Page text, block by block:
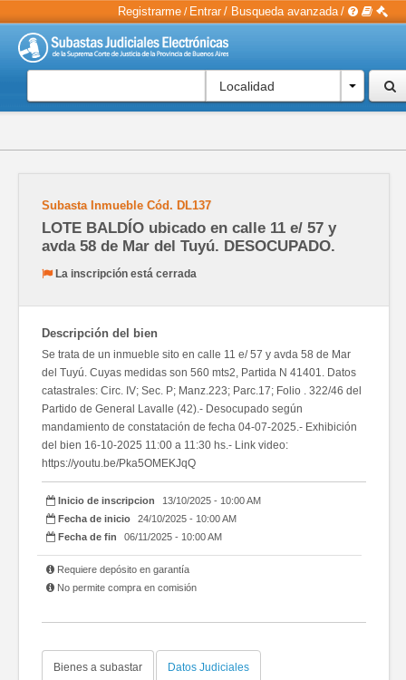
Registrarme / Entrar / Busqueda avanzada /
Localidad
Subasta Inmueble Cód. DL137
LOTE BALDÍO ubicado en calle 11 e/ 57 y
avda 58 de Mar del Tuyú. DESOCUPADO.
La inscripción está cerrada
Descripción del bien
Se trata de un inmueble sito en calle 11 e/ 57 y avda 58 de Mar
del Tuyú. Cuyas medidas son 560 mts2, Partida N 41401. Datos
catastrales: Circ. IV; Sec. P; Manz.223; Parc.17; Folio . 322/46 del
Partido de General Lavalle (42).- Desocupado según
mandamiento de constatación de fecha 04-07-2025.- Exhibición
del bien 16-10-2025 11:00 a 11:30 hs.- Link video:
https://youtu.be/Pka5OMEKJqQ
Inicio de inscripcion
13/10/2025 - 10:00 AM
Fecha de inicio
24/10/2025 - 10:00 AM
Fecha de fin
06/11/2025 - 10:00 AM
Requiere depósito en garantía
No permite compra en comisión
Bienes a subastar Datos Judiciales